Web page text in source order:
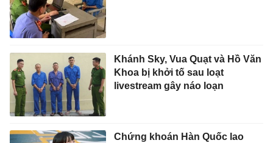
Khánh Sky, Vua Quạt và Hồ Văn
Khoa bị khởi tố sau loạt
livestream gây náo loạn
Chứng khoán Hàn Quốc lao